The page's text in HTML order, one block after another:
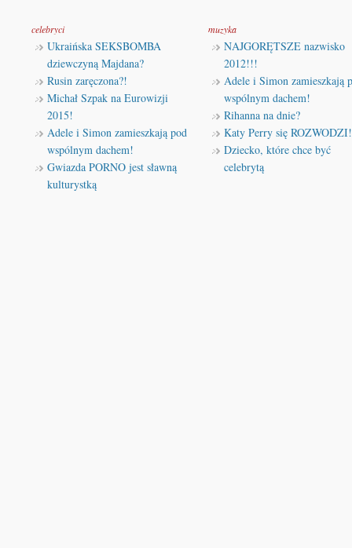
celebryci
Ukraińska SEKSBOMBA
dziewczyną Majdana?
Rusin zaręczona?!
Michał Szpak na Eurowizji
2015!
Adele i Simon zamieszkają pod
wspólnym dachem!
Gwiazda PORNO jest sławną
kulturystką
muzyka
NAJGORĘTSZE nazwisko
2012!!!
Adele i Simon zamieszkają
wspólnym dachem!
Rihanna na dnie?
Katy Perry się ROZWODZI!
Dziecko, które chce być
celebrytą